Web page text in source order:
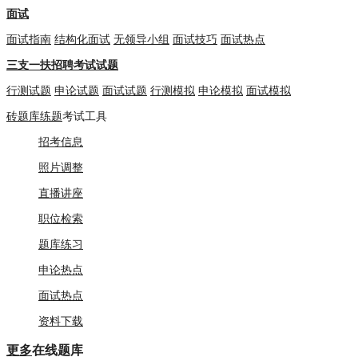
面试
面试指南 结构化面试 无领导小组 面试技巧 面试热点
三支一扶招聘考试试题
行测试题 申论试题 面试试题 行测模拟 申论模拟 面试模拟
砖题库练题考试工具
招考信息
照片调整
直播讲座
职位检索
题库练习
申论热点
面试热点
资料下载
更多在线题库